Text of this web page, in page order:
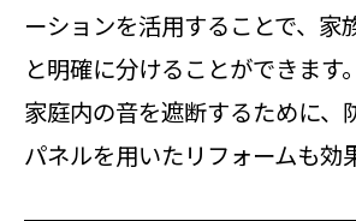
ーションを活用することで、家
と明確に分けることができます
家庭内の音を遮断するために、
パネルを用いたリフォームも効